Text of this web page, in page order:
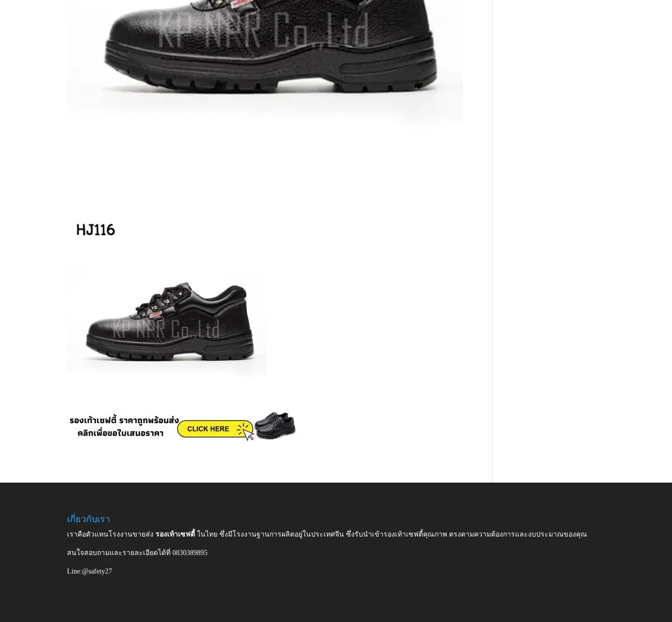
เกี่ยวกับเรา
เราคือตัวแทนโรงงานขายส่งรองเท้าเซฟตี้ในไทย ซึ่งมีโรงงานฐานการผลิตอยู่ในประเทศจีน ซึ่งรับนำเข้ารองเท้าเซฟตี้คุณภาพ ตรงตามความต้องการและงบประมาณของคุณ
สนใจสอบถามและรายละเอียดได้ที่ 0830389895
Line:@safety27